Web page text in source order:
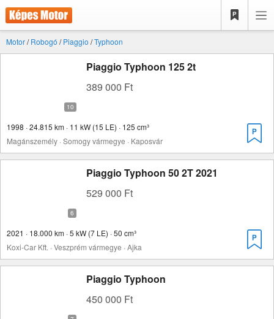
Motor/Robogó /Piaggio /Typhoon
Piaggio Typhoon 125 2t
389 000 Ft
1998 · 24.815 km · 11 kW (15 LE) · 125 cm³
Magánszemély · Somogy vármegye · Kaposvár
Piaggio Typhoon 50 2T 2021
529 000 Ft
2021 · 18.000 km · 5 kW (7 LE) · 50 cm³
Koxi-Car Kft. · Veszprém vármegye · Ajka
Piaggio Typhoon
450 000 Ft